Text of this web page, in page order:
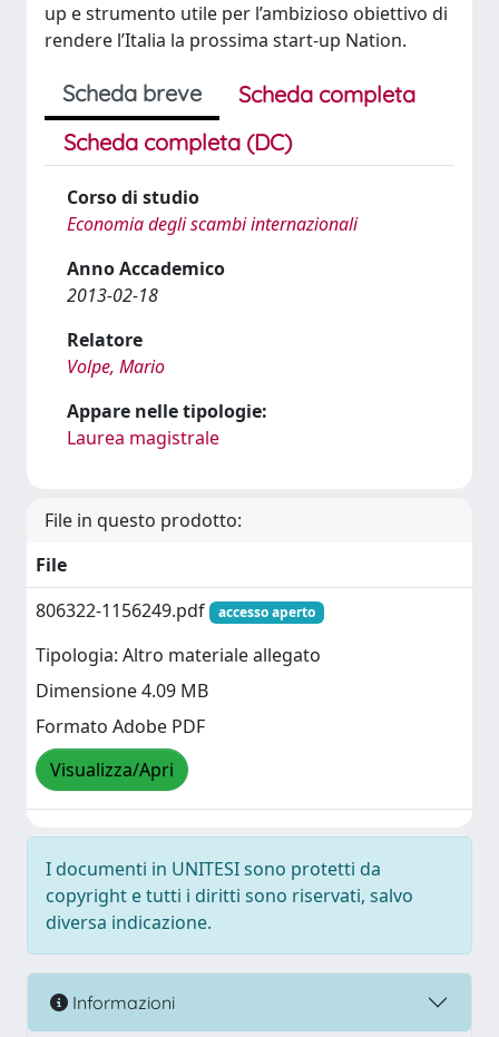
up e strumento utile per l’ambizioso obiettivo di
rendere l’Italia la prossima start-up Nation.
Scheda breve
Scheda completa
Scheda completa (DC)
Corso di studio
Economia degli scambi internazionali
Anno Accademico
2013-02-18
Relatore
Volpe, Mario
Appare nelle tipologie:
Laurea magistrale
File in questo prodotto:
File
806322-1156249.pdf
accesso aperto
Tipologia: Altro materiale allegato
Dimensione 4.09 MB
Formato Adobe PDF
Visualizza/Apri
I documenti in UNITESI sono protetti da
copyright e tutti i diritti sono riservati, salvo
diversa indicazione.
Informazioni